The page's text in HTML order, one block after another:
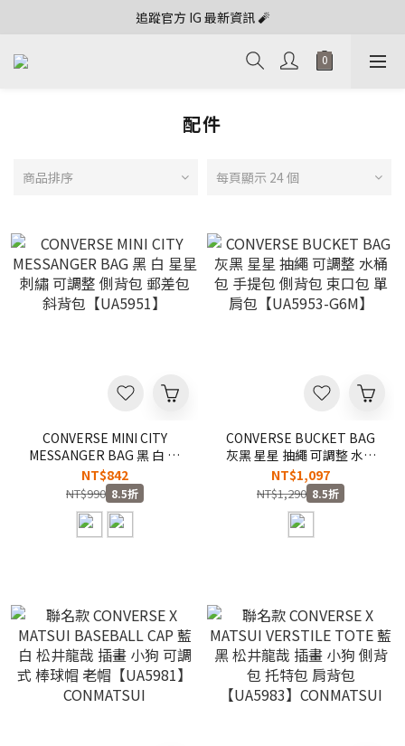
追蹤官方 IG 最新資訊 🧨
配件
商品排序 每頁顯示 24 個
CONVERSE MINI CITY
MESSANGER BAG 黑 白 星
星 刺繡 可調整 側背包 郵差
包 斜背包【UA5951】
NT$842
NT$990 8.5折
CONVERSE BUCKET BAG
灰黑 星星 抽繩 可調整 水桶
包 手提包 側背包 束口包 單
肩包【UA5953-G6M】
NT$1,097
NT$1,290 8.5折